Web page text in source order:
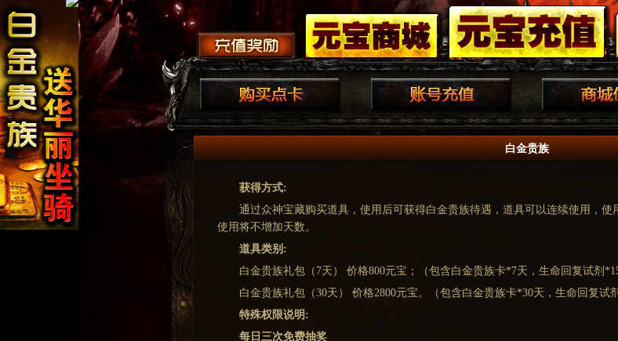
白金贵族
获得方式:
通过众神宝藏购买道具，使用后可获得白金贵族待遇，道具可以连续使用，
使用将不增加天数。
道具类别:
白金贵族礼包（7天） 价格800元宝；（包含白金贵族卡*7天，生命回复试剂
白金贵族礼包（30天） 价格2800元宝。（包含白金贵族卡*30天，生命回复试
特殊权限说明:
每日三次免费抽奖